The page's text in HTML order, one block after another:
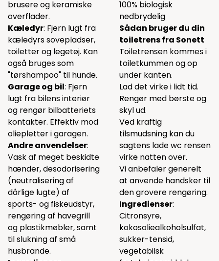
brusere og keramiske
overflader.
Kæledyr: Fjern lugt fra
kæledyrs sovepladser,
toiletter og legetøj. Kan
også bruges som
"tørshampoo" til hunde.
Garage og bil: Fjern
lugt fra bilens interiør
og rengør bilbatteriets
kontakter. Effektiv mod
oliepletter i garagen.
Andre anvendelser:
Vask af meget beskidte
hænder, desodorisering
(neutralisering af
dårlige lugte) af
sports- og fiskeudstyr,
rengøring af havegrill
og plastikmøbler, samt
til slukning af små
husbrande.
100% biologisk
nedbrydelig
Sådan bruger du din
toiletrens fra Sonett
Toiletrensen kommes i
toiletkummen og op
under kanten.
Lad det virke i lidt tid.
Rengør med børste og
skyl ud.
Ved kraftig
tilsmudsning kan du
sagtens lade wc rensen
virke natten over.
Vi anbefaler generelt
at anvende handsker til
den grovere rengøring.
Ingredienser:
Citronsyre,
kokosoliealkoholsulfat,
sukker-tensid,
vegetabilsk